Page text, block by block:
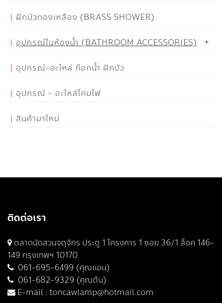
ฝักบัวทองเหลือง (BRASS SHOWER)
อุปกรณ์ในห้องน้ำ (BATHROOM ACCESSORIES)
อุปกรณ์-อะไหล่ ก๊อกน้ำ ฝักบัว
อุปกรณ์ - อะไหล่โคมไฟ
สินค้ามาใหม่
ติดต่อเรา
ตลาดนัดสวนจตุจักร ประตู 1 โครงการ 1 ซอย 36/1 ล็อค 146-
149 กรุงเทพฯ 10170
061-695-6499 (คุณแอน)
061-682-9329 (คุณต้น)
E-mail : toncawlamp@hotmail.com